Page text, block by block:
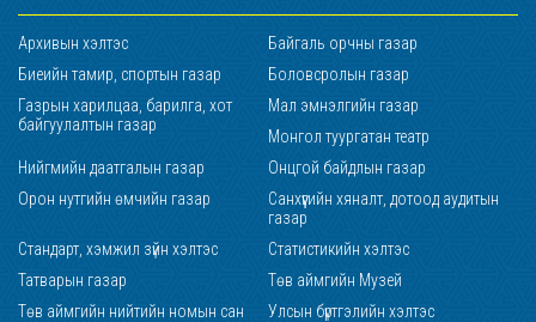
Архивын хэлтэс
Байгаль орчны газар
Биеийн тамир, спортын газар
Боловсролын газар
Газрын харилцаа, барилга, хот
байгуулалтын газар
Мал эмнэлгийн газар
Монгол туургатан театр
Нийгмийн даатгалын газар
Онцгой байдлын газар
Орон нутгийн өмчийн газар
Санхүүгийн хяналт, дотоод аудитын
газар
Стандарт, хэмжил зүйн хэлтэс
Статистикийн хэлтэс
Татварын газар
Төв аймгийн Музей
Төв аймгийн нийтийн номын сан
Улсын бүртгэлийн хэлтэс